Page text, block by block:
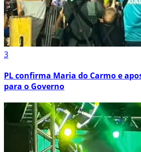
3
PL confirma Maria do Carmo e
para o Governo